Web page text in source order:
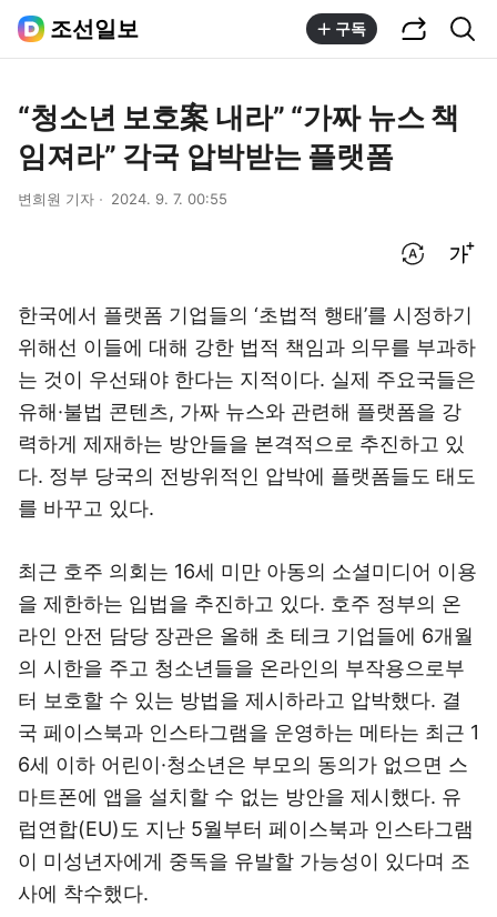
조선일보 구독
“청소년 보호案 내라” “가짜 뉴스 책
임져라” 각국 압박받는 플랫폼
변희원 기자 2024. 9. 7. 00:55
한국에서 플랫폼 기업들의 ‘초법적 행태’를 시정하기
위해선 이들에 대해 강한 법적 책임과 의무를 부과하
는 것이 우선돼야 한다는 지적이다. 실제 주요국들은
유해·불법 콘텐츠, 가짜 뉴스와 관련해 플랫폼을 강
력하게 제재하는 방안들을 본격적으로 추진하고 있
다. 정부 당국의 전방위적인 압박에 플랫폼들도 태도
를 바꾸고 있다.
최근 호주 의회는 16세 미만 아동의 소셜미디어 이용
을 제한하는 입법을 추진하고 있다. 호주 정부의 온
라인 안전 담당 장관은 올해 초 테크 기업들에 6개월
의 시한을 주고 청소년들을 온라인의 부작용으로부
터 보호할 수 있는 방법을 제시하라고 압박했다. 결
국 페이스북과 인스타그램을 운영하는 메타는 최근 1
6세 이하 어린이·청소년은 부모의 동의가 없으면 스
마트폰에 앱을 설치할 수 없는 방안을 제시했다. 유
럽연합(EU)도 지난 5월부터 페이스북과 인스타그램
이 미성년자에게 중독을 유발할 가능성이 있다며 조
사에 착수했다.